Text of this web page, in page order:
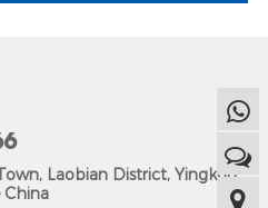
Laobian District, Yingkou
China